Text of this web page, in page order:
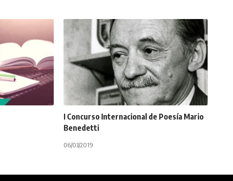
I Concurso Internacional de Poesía Mario
Benedetti
06/03/2019